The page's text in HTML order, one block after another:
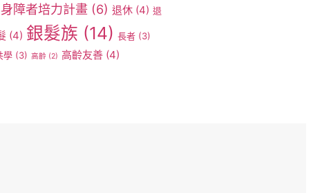
身障者培力計畫 (6) 退休 (4) 退
(4) 銀髮族 (14) 長者 (3)
學 (3) 高齡 (2) 高齡友善 (4)